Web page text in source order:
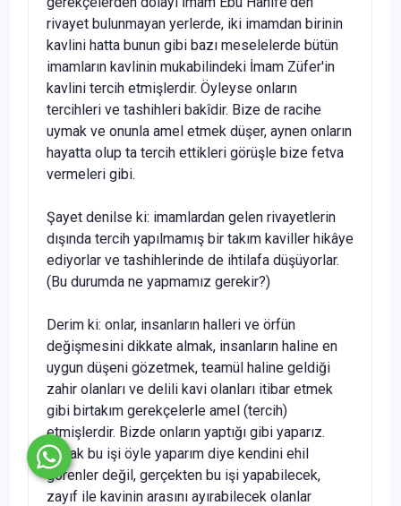
rivayet bulunmayan yerlerde, iki imamdan bi­rinin
kavlini hatta bunun gibi bazı meselelerde bütün
imamların kav­linin mukabilindeki İmam Züfer'in
kavlini tercih etmişlerdir. Öyleyse onların
tercihleri ve tashihleri bakîdir. Bize de racihe
uymak ve onunla amel etmek düşer, aynen onların
hayatta olup ta tercih ettikleri görüşle bize fetva
vermeleri gibi.
Şayet denilse ki: imamlardan gelen rivayetlerin
dışında tercih ya­pılmamış bir takım kaviller hikâye
ediyorlar ve tashihlerinde de ihti­lafa düşüyorlar.
(Bu durumda ne yapmamız gerekir?)
Derim ki: onlar, insanların halleri ve örfün
değişmesini dikkate al­mak, insanların haline en
uygun düşeni gözetmek, teamül haline gel­diği
zahir olanları ve delili kavi olanları itibar etmek
gibi birtakım ge­rekçelerle amel (tercih)
etmişlerdir. Bizde onların yaptığı gibi yaparız.
Ancak bu işi öyle yaparım diye kendini ehil
görenler değil, gerçekten bu işi yapabilecek,
zayıf ile kavinin arasını ayırabilecek olanlar